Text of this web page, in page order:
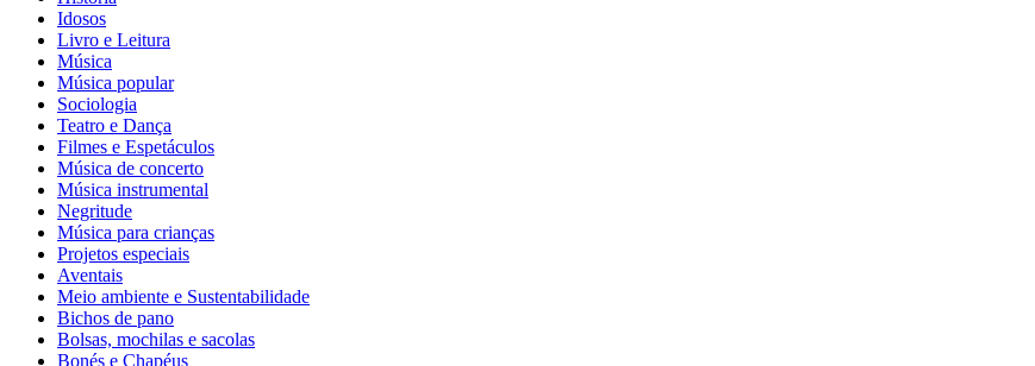
Idosos
Livro e Leitura
Música
Música popular
Sociologia
Teatro e Dança
Filmes e Espetáculos
Música de concerto
Música instrumental
Negritude
Música para crianças
Projetos especiais
Aventais
Meio ambiente e Sustentabilidade
Bichos de pano
Bolsas, mochilas e sacolas
Bonés e Chapéus